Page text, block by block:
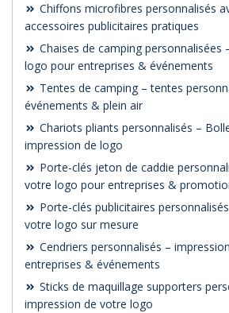
Chiffons microfibres personnalisés
accessoires publicitaires pratiques
Chaises de camping personnalisées
logo pour entreprises & événements
Tentes de camping – tentes
événements & plein air
Chariots pliants personnalisés –
impression de logo
Porte-clés jeton de caddie
votre logo pour entreprises &
Porte-clés publicitaires
votre logo sur mesure
Cendriers personnalisés –
entreprises & événements
Sticks de maquillage supporters
impression de votre logo